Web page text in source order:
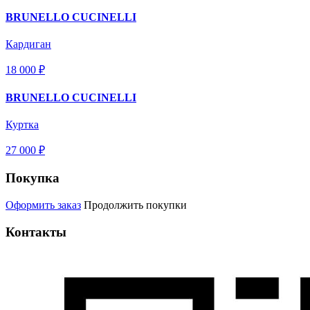
BRUNELLO CUCINELLI
Кардиган
18 000 ₽
BRUNELLO CUCINELLI
Куртка
27 000 ₽
Покупка
Оформить заказ Продолжить покупки
Контакты